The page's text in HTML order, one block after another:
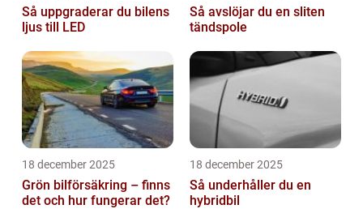
Så uppgraderar du bilens
ljus till LED
Så avslöjar du en sliten
tändspole
18 december 2025
Grön bilförsäkring – finns
det och hur fungerar det?
18 december 2025
Så underhåller du en
hybridbil